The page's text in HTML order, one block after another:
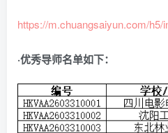
https://m.chuangsaiyun.com/h5/
·优秀导师名单如下：